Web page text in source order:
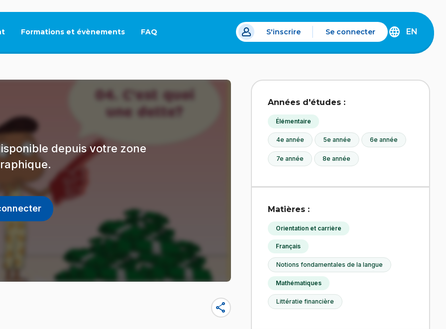
Formations et évènements FAQ
Ce lien s'ouvrira dans un nouvel onglet.
S'inscrire Se connecter
DISCOVER
EN
depuis votre zone
share
Années d'études :
Élémentaire
4e année 5e année 6e année
7e année 8e année
Matières :
Orientation et carrière
Français
Notions fondamentales de la langue
Mathématiques
Littératie financière